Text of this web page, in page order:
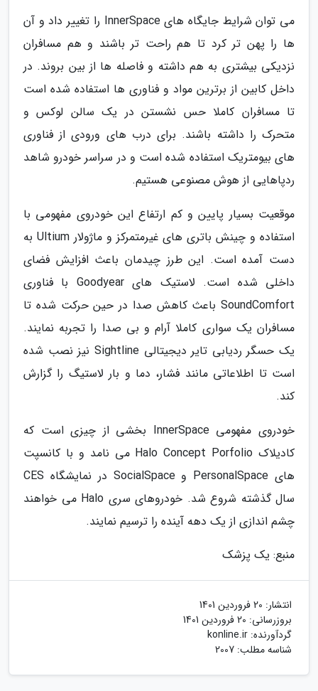
می توان شرایط جایگاه های InnerSpace را تغییر داد و آن
ها را پهن تر کرد تا هم راحت تر باشند و هم مسافران
نزدیکی بیشتری به هم داشته و فاصله ها از بین بروند. در
داخل کابین از برترین مواد و فناوری ها استفاده شده است
تا مسافران کاملا حس نشستن در یک سالن لوکس و
متحرک را داشته باشند. برای درب های ورودی از فناوری
های بیومتریک استفاده شده است و در سراسر خودرو شاهد
ردپاهایی از هوش مصنوعی هستیم.
موقعیت بسیار پایین و کم ارتفاع این خودروی مفهومی با
استفاده و چینش باتری های غیرمتمرکز و ماژولار Ultium به
دست آمده است. این طرز چیدمان باعث افزایش فضای
داخلی شده است. لاستیک های Goodyear با فناوری
SoundComfort باعث کاهش صدا در حین حرکت شده تا
مسافران یک سواری کاملا آرام و بی صدا را تجربه نمایند.
یک حسگر ردیابی تایر دیجیتالی Sightline نیز نصب شده
است تا اطلاعاتی مانند فشار، دما و بار لاستیگ را گزارش
کند.
خودروی مفهومی InnerSpace بخشی از چیزی است که
کادیلاک Halo Concept Porfolio می نامد و با کانسپت
های PersonalSpace و SocialSpace در نمایشگاه CES
سال گذشته شروع شد. خودروهای سری Halo می خواهند
چشم اندازی از یک دهه آینده را ترسیم نمایند.
منبع: یک پزشک
انتشار: 20 فروردین 1401
بروزرسانی: 20 فروردین 1401
گردآورنده: konline.ir
شناسه مطلب: 2007